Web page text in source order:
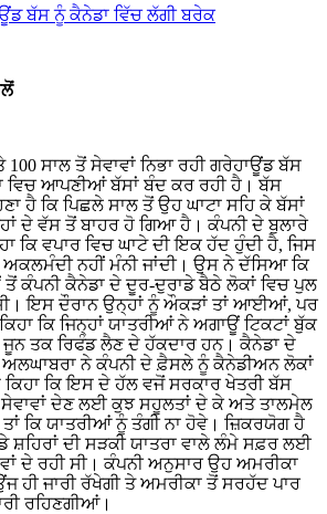
ਸਾਲ ਤੋਂ ਸੇਵਾਵਾਂ ਨਿਭਾ ਰਹੀ ਗਰੇਹਾਊਂਡ ਬੱਸ
ਵਿਚ ਆਪਣੀਆਂ ਬੱਸਾਂ ਬੰਦ ਕਰ ਰਹੀ ਹੈ। ਬੱਸ
ਹੈ ਕਿ ਪਿਛਲੇ ਸਾਲ ਤੋਂ ਉਹ ਘਾਟਾ ਸਹਿ ਕੇ ਬੱਸਾਂ
ਦੇ ਵੱਸ ਤੋਂ ਬਾਹਰ ਹੋ ਗਿਆ ਹੈ। ਕੰਪਨੀ ਦੇ ਬੁਲਾਰੇ
ਕਿ ਵਪਾਰ ਵਿਚ ਘਾਟੇ ਦੀ ਇਕ ਹੱਦ ਹੁੰਦੀ ਹੈ, ਜਿਸ
ਅਕਲਮੰਦੀ ਨਹੀਂ ਮੰਨੀ ਜਾਂਦੀ। ਉਸ ਨੇ ਦੱਸਿਆ ਕਿ
ਕੰਪਨੀ ਕੈਨੇਡਾ ਦੇ ਦੂਰ-ਦੁਰਾਡੇ ਬੈਠੇ ਲੋਕਾਂ ਵਿਚ ਪੁਲ
ਇਸ ਦੌਰਾਨ ਉਨ੍ਹਾਂ ਨੂੰ ਔਕੜਾਂ ਤਾਂ ਆਈਆਂ, ਪਰ
ਕਿ ਜਿਨ੍ਹਾਂ ਯਾਤਰੀਆਂ ਨੇ ਅਗਾਊਂ ਟਿਕਟਾਂ ਬੁੱਕ
ਤਕ ਰਿਫੰਡ ਲੈਣ ਦੇ ਹੱਕਦਾਰ ਹਨ। ਕੈਨੇਡਾ ਦੇ
ਨੇ ਕੰਪਨੀ ਦੇ ਫ਼ੈਸਲੇ ਨੂੰ ਕੈਨੇਡੀਅਨ ਲੋਕਾਂ
ਕਿ ਇਸ ਦੇ ਹੱਲ ਵਜੋਂ ਸਰਕਾਰ ਖੇਤਰੀ ਬੱਸ
ਦੇਣ ਲਈ ਕੁਝ ਸਹੂਲਤਾਂ ਦੇ ਕੇ ਅਤੇ ਤਾਲਮੇਲ
ਕਿ ਯਾਤਰੀਆਂ ਨੂੰ ਤੰਗੀ ਨਾ ਹੋਵੇ। ਜ਼ਿਕਰਯੋਗ ਹੈ
ਸ਼ਹਿਰਾਂ ਦੀ ਸੜਕੀ ਯਾਤਰਾ ਵਾਲੇ ਲੰਮੇ ਸਫ਼ਰ ਲਈ
ਦੇ ਰਹੀ ਸੀ। ਕੰਪਨੀ ਅਨੁਸਾਰ ਉਹ ਅਮਰੀਕਾ
ਹੀ ਜਾਰੀ ਰੱਖੇਗੀ ਤੇ ਅਮਰੀਕਾ ਤੋਂ ਸਰਹੱਦ ਪਾਰ
ਰਹਿਣਗੀਆਂ।